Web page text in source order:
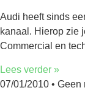
Audi heeft sinds
kanaal. Hierop zie
Commercial en
Lees verder »
07/01/2010
Geen